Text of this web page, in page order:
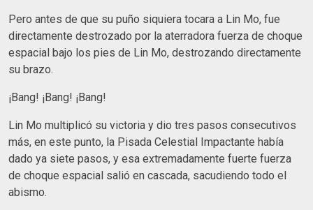
Pero antes de que su puño siquiera tocara a Lin Mo, fue
directamente destrozado por la aterradora fuerza de choque
espacial bajo los pies de Lin Mo, destrozando directamente
su brazo.
¡Bang! ¡Bang! ¡Bang!
Lin Mo multiplicó su victoria y dio tres pasos consecutivos
más, en este punto, la Pisada Celestial Impactante había
dado ya siete pasos, y esa extremadamente fuerte fuerza
de choque espacial salió en cascada, sacudiendo todo el
abismo.